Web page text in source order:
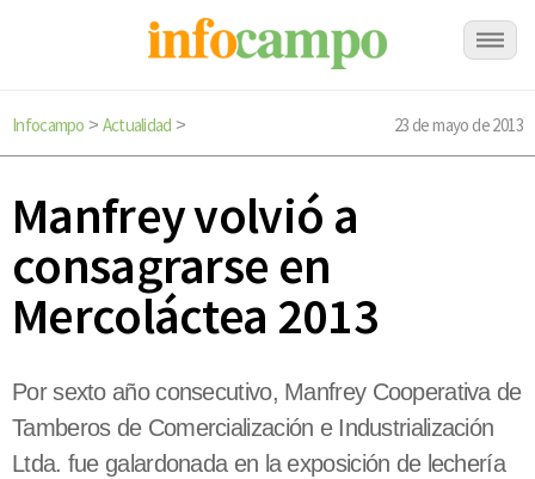
Infocampo > Actualidad > 23 de mayo de 2013
Manfrey volvió a
consagrarse en
Mercoláctea 2013
Por sexto año consecutivo, Manfrey Cooperativa de
Tamberos de Comercialización e Industrialización
Ltda. fue galardonada en la exposición de lechería